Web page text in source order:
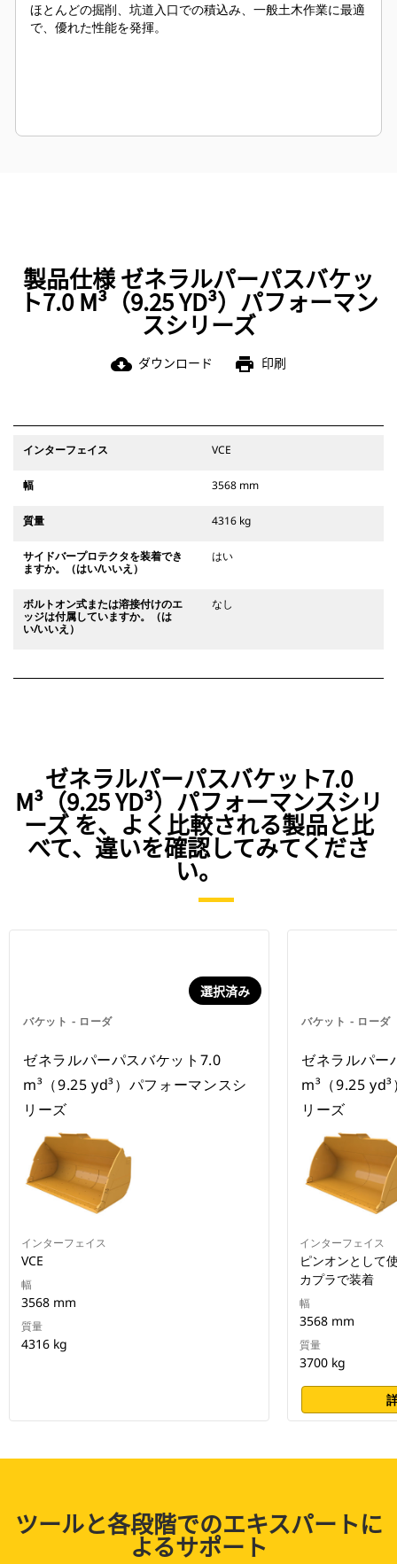
ほとんどの掘削、坑道入口での積込み、一般土木作業に最適
で、優れた性能を発揮。
製品仕様 ゼネラルパーパスバケッ
ト7.0 M³（9.25 YD³）パフォーマン
スシリーズ
cloud_download ダウンロード print 印刷
インターフェイス VCE
幅 3568 mm
質量 4316 kg
サイドバープロテクタを装着でき
ますか。（はい/いいえ）
はい
ボルトオン式または溶接付けのエ
ッジは付属していますか。（は
い/いいえ）
なし
ゼネラルパーパスバケット7.0
M³（9.25 YD³）パフォーマンスシリ
ーズ を、よく比較される製品と比
べて、違いを確認してみてくださ
い。
バケット - ローダ
選択済み
ゼネラルパーパスバケット7.0
m³（9.25 yd³）パフォーマンスシ
リーズ
インターフェイス
VCE
幅
3568 mm
質量
4316 kg
バケット - ローダ
ゼネラルパー
m³（9.25
リーズ
インターフェイス
ピンオンとして
カプラで装着
幅
3568 mm
質量
3700 kg
ツールと各段階でのエキスパートに
よるサポート